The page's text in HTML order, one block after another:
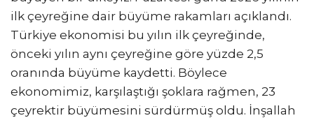
ilk çeyreğine dair büyüme rakamları açıklandı.
Türkiye ekonomisi bu yılın ilk çeyreğinde,
önceki yılın aynı çeyreğine göre yüzde 2,5
oranında büyüme kaydetti. Böylece
ekonomimiz, karşılaştığı şoklara rağmen, 23
çeyrektir büyümesini sürdürmüş oldu. İnşallah